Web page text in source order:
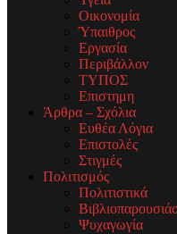
Οικονομία
Ύπαιθρος
Εργασία
Περιβάλλον
ΤΥΠΟΣ
Επιστημη
Άρθρα – Σχόλια
Ευθέα Λόγια
Επιστολές
Στιγμές
Πολιτισμός
Πολιτιστικά
Ψυχαγωγία